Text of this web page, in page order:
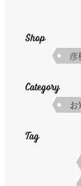
Shop
彦
Category
お
Tag